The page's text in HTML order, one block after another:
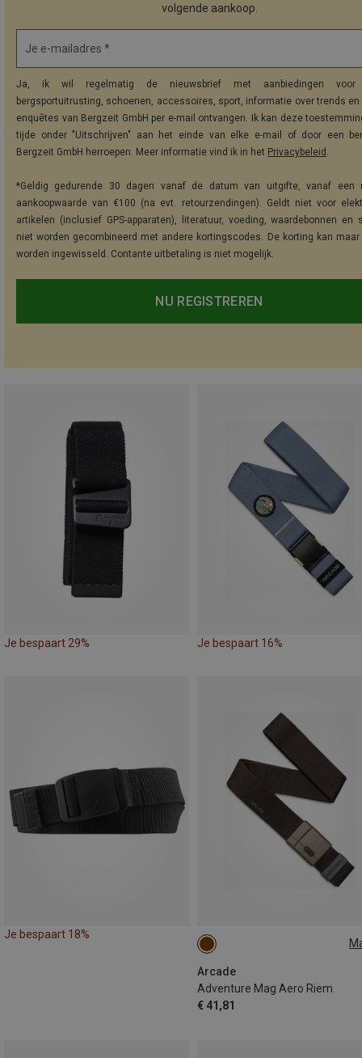
volgende aankoop.
Je e-mailadres *
Ja, ik wil regelmatig de nieuwsbrief met aanbiedingen voor
bergsportuitrusting, schoenen, accessoires, sport, informatie over trends
enquêtes van Bergzeit GmbH per e-mail ontvangen. Ik kan deze
tijde onder "Uitschrijven" aan het einde van elke e-mail of door een
Bergzeit GmbH herroepen. Meer informatie vind ik in het Privacybeleid .
*Geldig gedurende 30 dagen vanaf de datum van uitgifte, vanaf een
aankoopwaarde van €100 (na evt. retourzendingen). Geldt niet voor
artikelen (inclusief GPS-apparaten), literatuur, voeding, waardebonnen en
niet worden gecombineerd met andere kortingscodes. De korting kan maar
worden ingewisseld. Contante uitbetaling is niet mogelijk.
NU REGISTREREN
Je bespaart 29% Je bespaart 16%
Je bespaart 18%
Arcade
Adventure Mag Aero Riem
€ 41,81
ONE SIZE